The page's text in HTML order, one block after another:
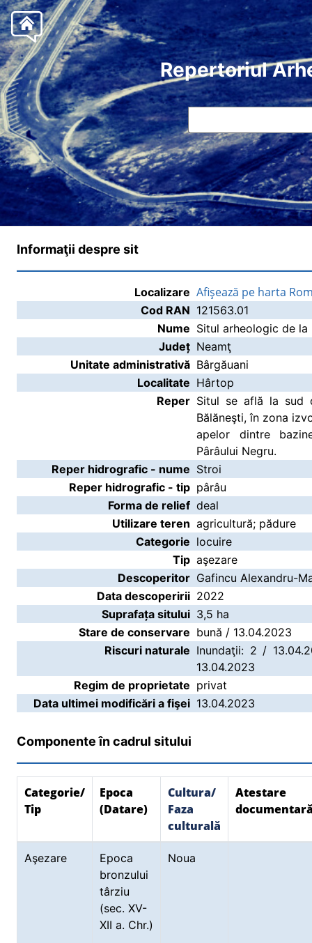
Repertoriul
Informaţii despre sit
Localizare Afişează pe harta
Cod RAN 121563.01
Nume Situl arheologic de
Județ Neamţ
Unitate administrativă Bârgăuani
Localitate Hârtop
Reper Situl se află la sud
Bălăneşti, în zona
apelor dintre
Pârâului Negru.
Reper hidrografic - nume Stroi
Reper hidrografic - tip pârâu
Forma de relief deal
Utilizare teren agricultură; pădure
Categorie locuire
Tip aşezare
Descoperitor Gafincu Alexandru-
Data descoperirii 2022
Suprafața sitului 3,5 ha
Stare de conservare bună / 13.04.2023
Riscuri naturale Inundaţii: 2 /
13.04.2023
Regim de proprietate privat
Data ultimei modificări a fişei 13.04.2023
Componente în cadrul sitului
Categorie/
Tip
Epoca
(Datare)
Cultura/
Faza
culturală
Atestare
Aşezare
Epoca
bronzului
târziu
(sec. XV-
XII a. Chr.)
Noua